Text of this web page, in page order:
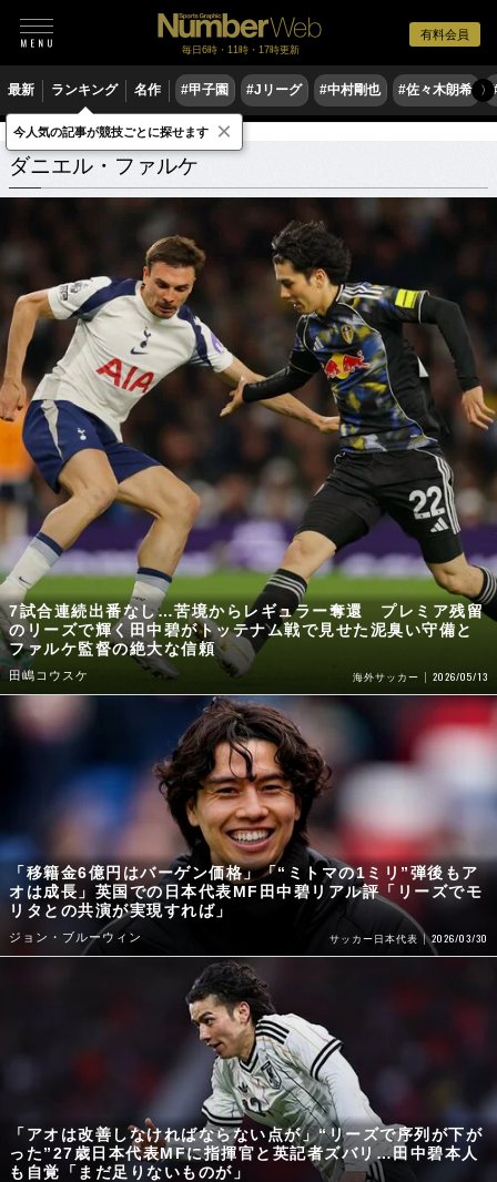
有料会員
毎日6時・11時・17時更新
最新 ランキング 名作 #甲子園 #Jリーグ #中村剛也 #佐々木朗希 〉
ダニエル・ファルケ 関連記事
ダニエル・ファルケ
7試合連続出番なし…苦境からレギュラー奪還 プレミア残留
のリーズで輝く田中碧がトッテナム戦で見せた泥臭い守備と
ファルケ監督の絶大な信頼
田嶋コウスケ 海外サッカー 2026/05/13
「移籍金6億円はバーゲン価格」「“ミトマの1ミリ”弾後もア
オは成長」英国での日本代表MF田中碧リアル評「リーズでモ
リタとの共演が実現すれば」
ジョン・ブルーウィン サッカー日本代表 2026/03/30
「アオは改善しなければならない点が」“リーズで序列が下が
った”27歳日本代表MFに指揮官と英記者ズバリ…田中碧本人
も自覚「まだ足りないものが」
今人気の記事が競技ごとに探せます ×